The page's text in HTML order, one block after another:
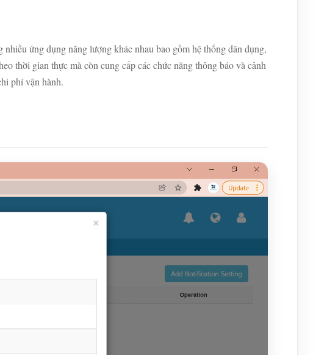
ứng dụng năng lượng khác nhau bao gồm hệ thống dân dụng,
thời gian thực mà còn cung cấp các chức năng thông báo và cảnh
phí vận hành.